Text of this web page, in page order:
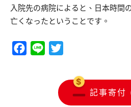
入院先の病院によると、日本時間
亡くなったということです。
Facebook
Line
記事寄付